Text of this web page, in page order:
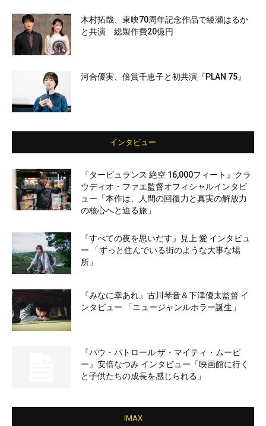
木村拓哉、東映70周年記念作品で綾瀬はるか
と共演 総製作費20億円
河合優実、倍賞千恵子と初共演『PLAN 75』
インタビュー
『タービュランス 絶空 16,000フィート』クラ
ウディオ・ファエ監督オフィシャルインタビ
ュー「本作は、人間の回復力と真実の解放力
の核心へと迫る旅」
『すべての夜を思いだす』見上 愛 インタビュ
ー 「ずっと住んでいる街のような大事な場
所」
『みなに幸あれ』古川琴音＆下津優太監督 イ
ンタビュー 「ニュージャンルホラー誕生」
『パウ・パトロール ザ・マイティ・ムービ
ー』安倍なつみ インタビュー「映画館に行く
と子供たちの成長を感じられる」
IMAX